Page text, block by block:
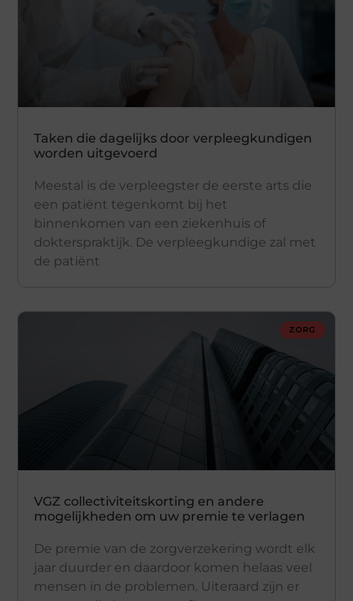
Taken die dagelijks door verpleegkundigen
worden uitgevoerd
Meestal is de verpleegster de eerste arts die
een patiënt tegenkomt bij het
binnenkomen van een ziekenhuis of
dokterspraktijk. De verpleegkundige zal met
de patiënt
ZORG
VGZ collectiviteitskorting en andere
mogelijkheden om uw premie te verlagen
De premie van de zorgverzekering wordt elk
jaar duurder en daardoor komen helaas veel
mensen in de problemen. Uiteraard zijn er